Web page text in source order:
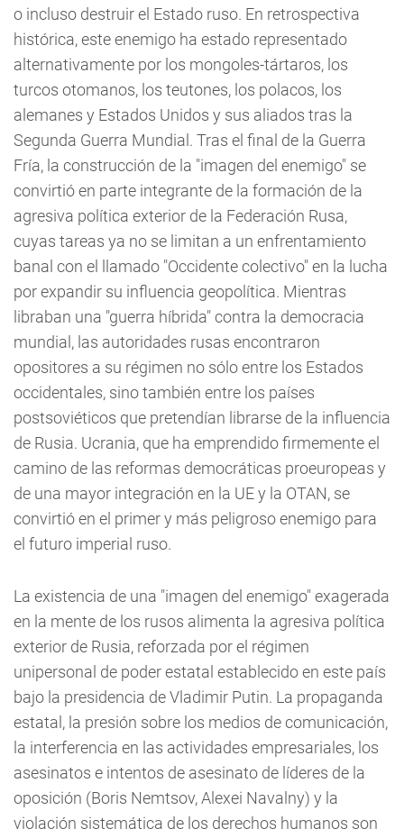
o incluso destruir el Estado ruso. En retrospectiva
histórica, este enemigo ha estado representado
alternativamente por los mongoles-tártaros, los
turcos otomanos, los teutones, los polacos, los
alemanes y Estados Unidos y sus aliados tras la
Segunda Guerra Mundial. Tras el final de la Guerra
Fría, la construcción de la "imagen del enemigo" se
convirtió en parte integrante de la formación de la
agresiva política exterior de la Federación Rusa,
cuyas tareas ya no se limitan a un enfrentamiento
banal con el llamado "Occidente colectivo" en la lucha
por expandir su influencia geopolítica. Mientras
libraban una "guerra híbrida" contra la democracia
mundial, las autoridades rusas encontraron
opositores a su régimen no sólo entre los Estados
occidentales, sino también entre los países
postsoviéticos que pretendían librarse de la influencia
de Rusia. Ucrania, que ha emprendido firmemente el
camino de las reformas democráticas proeuropeas y
de una mayor integración en la UE y la OTAN, se
convirtió en el primer y más peligroso enemigo para
el futuro imperial ruso.
La existencia de una "imagen del enemigo" exagerada
en la mente de los rusos alimenta la agresiva política
exterior de Rusia, reforzada por el régimen
unipersonal de poder estatal establecido en este país
bajo la presidencia de Vladimir Putin. La propaganda
estatal, la presión sobre los medios de comunicación,
la interferencia en las actividades empresariales, los
asesinatos e intentos de asesinato de líderes de la
oposición (Boris Nemtsov, Alexei Navalny) y la
violación sistemática de los derechos humanos son